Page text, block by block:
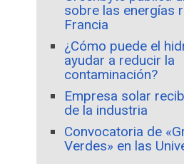
sobre las energías
Francia
¿Cómo puede el
ayudar a reducir la
contaminación?
Empresa solar
de la industria
Convocatoria de
Verdes» en las